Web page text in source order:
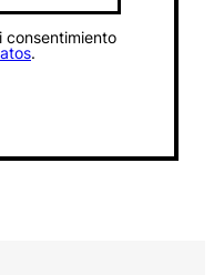
consentimiento
.